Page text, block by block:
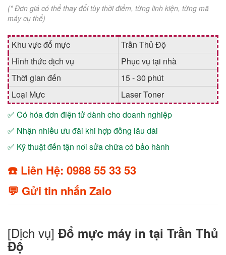
(* Đơn giá có thể thay đổi tùy thời điểm, từng linh kiện, từng mã
máy cụ thể)
Khu vực đổ mực
Trần Thủ Độ
Hình thức dịch vụ
Phục vụ tại nhà
Thời gian đến
15 - 30 phút
Loại Mực
Laser Toner
✅ Có hóa đơn điện tử dành cho doanh nghiệp
✅ Nhận nhiều ưu đãi khi hợp đồng lâu dài
✅ Kỹ thuật đến tận nơi sửa chữa có bảo hành
☎️ Liên Hệ: 0988 55 33 53
💬 Gửi tin nhắn Zalo
[Dịch vụ]Đổ mực máy in tại Trần Thủ
Độ